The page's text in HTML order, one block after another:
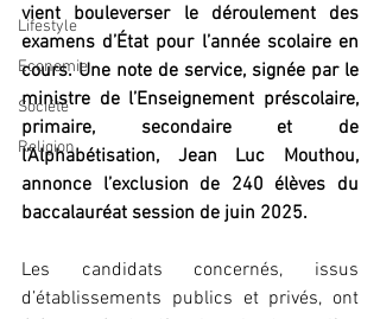
Lifestyle
Economie
Société
Religion
vient bouleverser le déroulement des
examens d’État pour l’année scolaire en
cours. Une note de service, signée par le
ministre de l’Enseignement préscolaire,
primaire, secondaire et de
l’Alphabétisation, Jean Luc Mouthou,
annonce l’exclusion de 240 élèves du
baccalauréat session de juin 2025.
Les candidats concernés, issus
d’établissements publics et privés, ont